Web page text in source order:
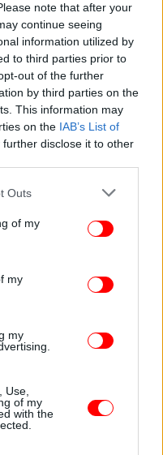
note that after your
continue seeing
information utilized by
to third parties prior to
out of the further
by third parties on the
This information may
on the IAB’s List of
further disclose it to other
one or more Google
You may click to
its third-party tags to
in below Google
Outs
of my
my
my
Use,
of my
with the
της συντρόφου του
στην Αμοργό: